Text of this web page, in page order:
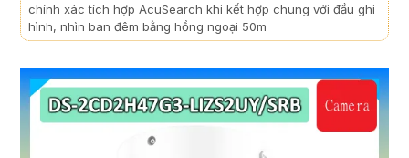
chính xác tích hợp AcuSearch khi kết hợp chung với đầu ghi
hình, nhìn ban đêm bằng hồng ngoại 50m